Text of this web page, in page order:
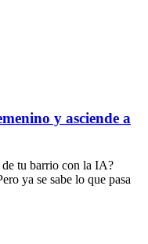
y asciende a
tu barrio con la IA?
ya se sabe lo que pasa